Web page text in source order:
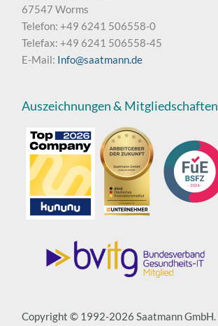
67547 Worms
Telefon: +49 6241 506558-0
Telefax: +49 6241 506558-45
E-Mail: Info@saatmann.de
Auszeichnungen & Mitgliedschaften
Copyright © 1992-2026 Saatmann GmbH.